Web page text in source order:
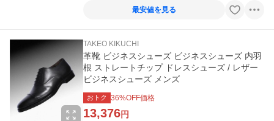
最安値を見る
TAKEO KIKUCHI
革靴 ビジネスシューズ ビジネスシューズ 内羽
根 ストレートチップ ドレスシューズ / レザー
ビジネスシューズ メンズ
おトク 36%OFF価格
13,376円